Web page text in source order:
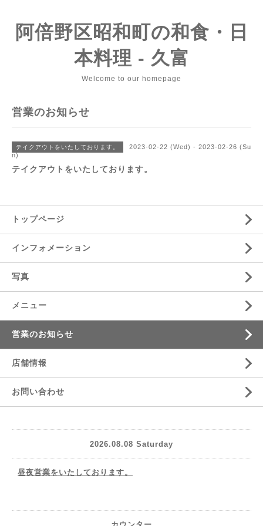
阿倍野区昭和町の和食・日
本料理 - 久富
Welcome to our homepage
営業のお知らせ
テイクアウトをいたしております。
2023-02-22 (Wed) - 2023-02-26 (Su
n)
テイクアウトをいたしております。
トップページ
インフォメーション
写真
メニュー
営業のお知らせ
店舗情報
お問い合わせ
2026.08.08 Saturday
昼夜営業をいたしております。